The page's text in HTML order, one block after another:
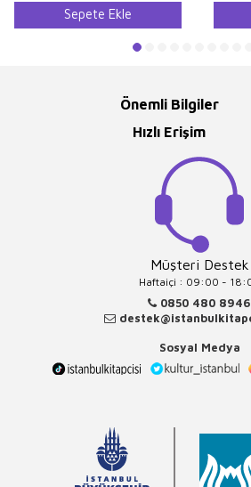
Sepete Ekle
Önemli Bilgiler
Hızlı Erişim
Müşteri Destek
Haftaiçi : 09:00 -
0850 480 8946
Sosyal Medya